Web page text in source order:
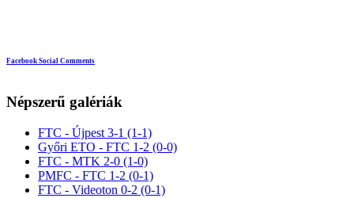
Facebook Social Comments
Népszerű galériák
FTC - Újpest 3-1 (1-1)
Győri ETO - FTC 1-2 (0-0)
FTC - MTK 2-0 (1-0)
PMFC - FTC 1-2 (0-1)
FTC - Videoton 0-2 (0-1)